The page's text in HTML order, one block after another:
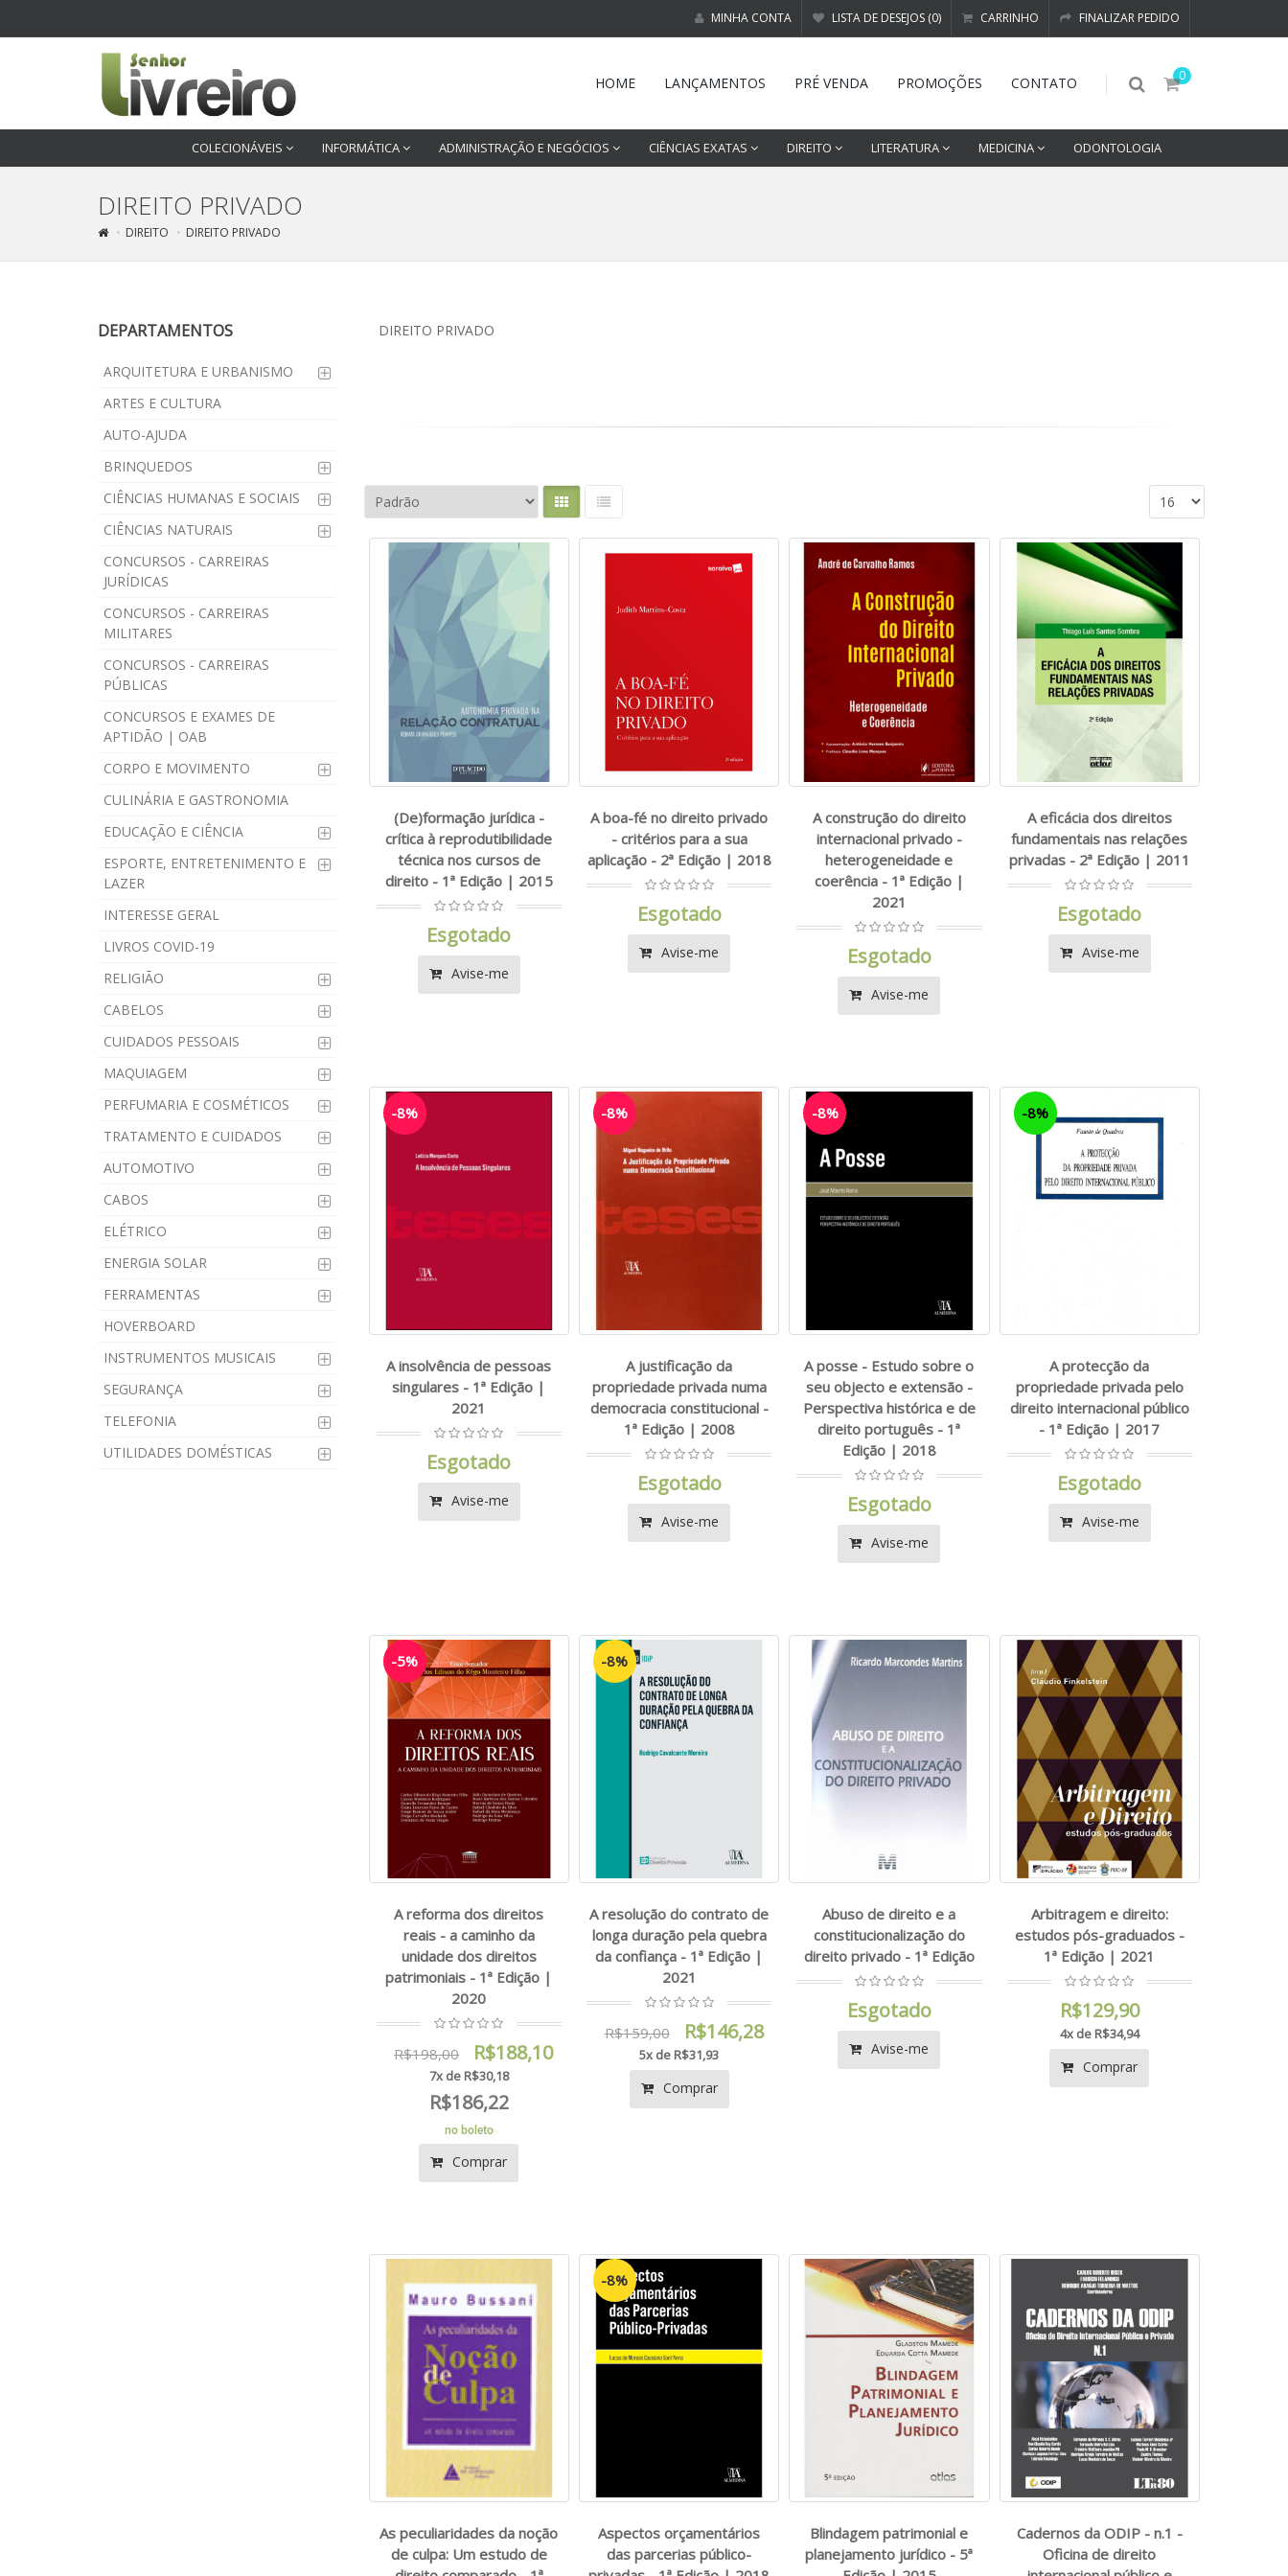
MINHA CONTA LISTA DE DESEJOS (0) CARRINHO FINALIZAR PEDIDO
0
HOME LANÇAMENTOS PRÉ VENDA PROMOÇÕES CONTATO
COLECIONÁVEIS INFORMÁTICA ADMINISTRAÇÃO E NEGÓCIOS CIÊNCIAS EXATAS DIREITO LITERATURA MEDICINA ODONTOLOGIA
DIREITO PRIVADO
DIREITO DIREITO PRIVADO
DEPARTAMENTOS
ARQUITETURA E URBANISMO
ARTES E CULTURA
AUTO-AJUDA
BRINQUEDOS
CIÊNCIAS HUMANAS E SOCIAIS
CIÊNCIAS NATURAIS
CONCURSOS - CARREIRAS
JURÍDICAS
CONCURSOS - CARREIRAS
MILITARES
CONCURSOS - CARREIRAS
PÚBLICAS
CONCURSOS E EXAMES DE
APTIDÃO | OAB
CORPO E MOVIMENTO
CULINÁRIA E GASTRONOMIA
EDUCAÇÃO E CIÊNCIA
ESPORTE, ENTRETENIMENTO E
LAZER
INTERESSE GERAL
LIVROS COVID-19
RELIGIÃO
CABELOS
CUIDADOS PESSOAIS
MAQUIAGEM
PERFUMARIA E COSMÉTICOS
TRATAMENTO E CUIDADOS
AUTOMOTIVO
CABOS
ELÉTRICO
ENERGIA SOLAR
FERRAMENTAS
HOVERBOARD
INSTRUMENTOS MUSICAIS
SEGURANÇA
TELEFONIA
UTILIDADES DOMÉSTICAS
DIREITO PRIVADO
(De)formação jurídica -
crítica à reprodutibilidade
técnica nos cursos de
direito - 1ª Edição | 2015
Esgotado
Avise-me
A boa-fé no direito privado
- critérios para a sua
aplicação - 2ª Edição | 2018
Esgotado
Avise-me
A construção do direito
internacional privado -
heterogeneidade e
coerência - 1ª Edição |
2021
Esgotado
Avise-me
A eficácia dos direitos
fundamentais nas relações
privadas - 2ª Edição | 2011
Esgotado
Avise-me
-8%
A insolvência de pessoas
singulares - 1ª Edição |
2021
Esgotado
Avise-me
-8%
A justificação da
propriedade privada numa
democracia constitucional -
1ª Edição | 2008
Esgotado
Avise-me
-8%
A posse - Estudo sobre o
seu objecto e extensão -
Perspectiva histórica e de
direito português - 1ª
Edição | 2018
Esgotado
Avise-me
-8%
A protecção da
propriedade privada pelo
direito internacional público
- 1ª Edição | 2017
Esgotado
Avise-me
-5%
A reforma dos direitos
reais - a caminho da
unidade dos direitos
patrimoniais - 1ª Edição |
2020
R$198,00 R$188,10
7x de R$30,18
R$186,22
no boleto
Comprar
-8%
A resolução do contrato de
longa duração pela quebra
da confiança - 1ª Edição |
2021
R$159,00 R$146,28
5x de R$31,93
Comprar
Abuso de direito e a
constitucionalização do
direito privado - 1ª Edição
Esgotado
Avise-me
Arbitragem e direito:
estudos pós-graduados -
1ª Edição | 2021
R$129,90
4x de R$34,94
Comprar
As peculiaridades da noção
de culpa: Um estudo de
-8%
Aspectos orçamentários
das parcerias público-
Blindagem patrimonial e
planejamento jurídico - 5ª
Cadernos da ODIP - n.1 -
Oficina de direito